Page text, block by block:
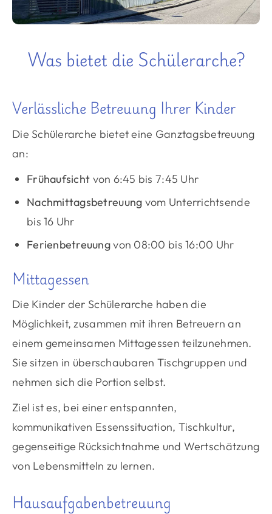
Was bietet die Schülerarche?
Verlässliche Betreuung Ihrer Kinder
Die Schülerarche bietet eine Ganztagsbetreuung
an:
Frühaufsicht von 6:45 bis 7:45 Uhr
Nachmittagsbetreuung vom Unterrichtsende
bis 16 Uhr
Ferienbetreuungvon 08:00 bis 16:00 Uhr
Mittagessen
Die Kinder der Schülerarche haben die
Möglichkeit, zusammen mit ihren Betreuern an
einem gemeinsamen Mittagessen teilzunehmen.
Sie sitzen in überschaubaren Tischgruppen und
nehmen sich die Portion selbst.
Ziel ist es, bei einer entspannten,
kommunikativen Essenssituation, Tischkultur,
gegenseitige Rücksichtnahme und Wertschätzung
von Lebensmitteln zu lernen.
Hausaufgabenbetreuung